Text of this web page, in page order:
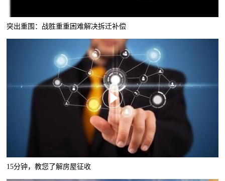
突出重围：战胜重重困难解决拆迁补偿
15分钟，教您了解房屋征收